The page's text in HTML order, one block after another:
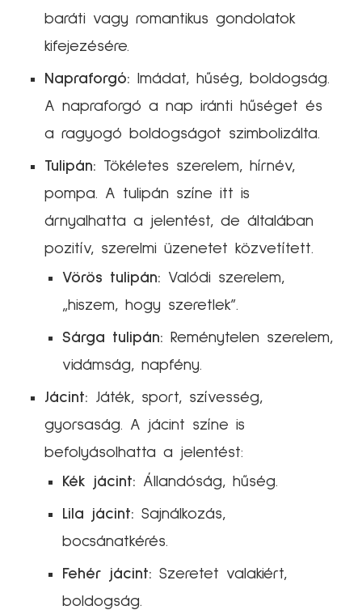
baráti vagy romantikus gondolatok
kifejezésére.
Napraforgó: Imádat, hűség, boldogság.
A napraforgó a nap iránti hűséget és
a ragyogó boldogságot szimbolizálta.
Tulipán: Tökéletes szerelem, hírnév,
pompa. A tulipán színe itt is
árnyalhatta a jelentést, de általában
pozitív, szerelmi üzenetet közvetített.
Vörös tulipán: Valódi szerelem,
„hiszem, hogy szeretlek”.
Sárga tulipán: Reménytelen szerelem,
vidámság, napfény.
Jácint: Játék, sport, szívesség,
gyorsaság. A jácint színe is
befolyásolhatta a jelentést:
Kék jácint: Állandóság, hűség.
Lila jácint: Sajnálkozás,
bocsánatkérés.
Fehér jácint: Szeretet valakiért,
boldogság.